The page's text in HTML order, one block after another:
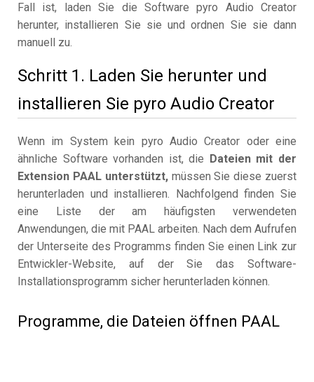
Fall ist, laden Sie die Software pyro Audio Creator
herunter, installieren Sie sie und ordnen Sie sie dann
manuell zu.
Schritt 1. Laden Sie herunter und
installieren Sie pyro Audio Creator
Wenn im System kein pyro Audio Creator oder eine
ähnliche Software vorhanden ist, die Dateien mit der
Extension PAAL unterstützt,müssen Sie diese zuerst
herunterladen und installieren. Nachfolgend finden Sie
eine Liste der am häufigsten verwendeten
Anwendungen, die mit PAAL arbeiten. Nach dem Aufrufen
der Unterseite des Programms finden Sie einen Link zur
Entwickler-Website, auf der Sie das Software-
Installationsprogramm sicher herunterladen können.
Programme, die Dateien öffnen PAAL